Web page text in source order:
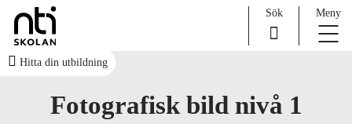
Huvudnavigation
Sök Meny
Hitta din utbildning
Fotografisk bild nivå 1